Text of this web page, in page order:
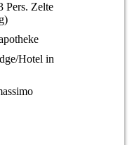
Pers. Zelte
Hotel in